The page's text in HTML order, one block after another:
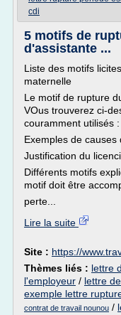
cdi
5 motifs de
d'assistante ...
Liste des motifs
maternelle
Le motif de rupture
VOus trouverez ci-
couramment utilisés :
Exemples de
Justification du
Différents motifs
motif doit être
perte...
Lire la suite
Site : https://
Thèmes liés : lettre
l'employeur / lettre
exemple lettre
contrat de travail nounou /